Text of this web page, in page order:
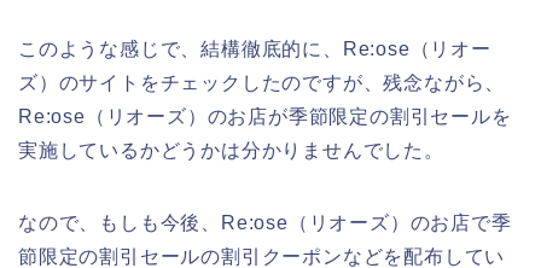
このような感じで、結構徹底的に、Re:ose（リオー
ズ）のサイトをチェックしたのですが、残念ながら、
Re:ose（リオーズ）のお店が季節限定の割引セールを
実施しているかどうかは分かりませんでした。
なので、もしも今後、Re:ose（リオーズ）のお店で季
節限定の割引セールの割引クーポンなどを配布してい